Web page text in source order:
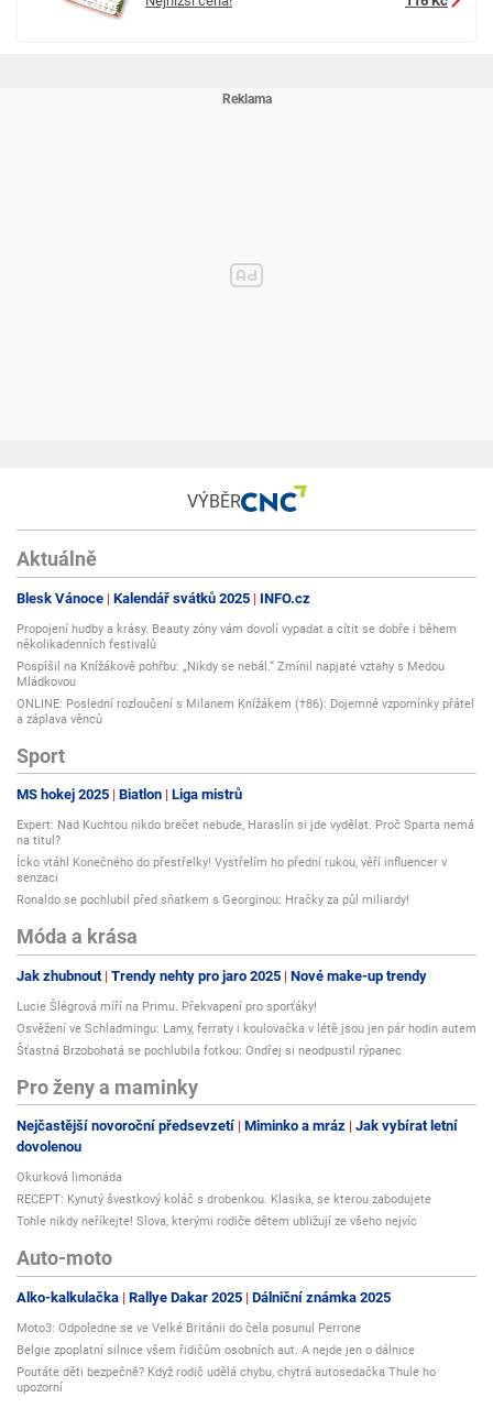
VÝBĚR
Aktuálně
Blesk Vánoce Kalendář svátků 2025 INFO.cz
Propojení hudby a krásy. Beauty zóny vám dovolí vypadat a cítit se dobře i během
několikadenních festivalů
Pospíšil na Knížákově pohřbu: „Nikdy se nebál.“ Zmínil napjaté vztahy s Medou
Mládkovou
ONLINE: Poslední rozloučení s Milanem Knížákem (†86): Dojemné vzpomínky přátel
a záplava věnců
Sport
MS hokej 2025 Biatlon Liga mistrů
Expert: Nad Kuchtou nikdo brečet nebude, Haraslín si jde vydělat. Proč Sparta nemá
na titul?
Ícko vtáhl Konečného do přestřelky! Vystřelím ho přední rukou, věří influencer v
senzaci
Ronaldo se pochlubil před sňatkem s Georginou: Hračky za půl miliardy!
Móda a krása
Jak zhubnout Trendy nehty pro jaro 2025 Nové make-up trendy
Lucie Šlégrová míří na Primu. Překvapení pro sporťáky!
Osvěžení ve Schladmingu: Lamy, ferraty i koulovačka v létě jsou jen pár hodin autem
Šťastná Brzobohatá se pochlubila fotkou: Ondřej si neodpustil rýpanec
Pro ženy a maminky
Nejčastější novoroční předsevzetí Miminko a mráz Jak vybírat letní
dovolenou
Okurková limonáda
RECEPT: Kynutý švestkový koláč s drobenkou. Klasika, se kterou zabodujete
Tohle nikdy neříkejte! Slova, kterými rodiče dětem ubližují ze všeho nejvíc
Auto-moto
Alko-kalkulačka Rallye Dakar 2025 Dálniční známka 2025
Moto3: Odpoledne se ve Velké Británii do čela posunul Perrone
Belgie zpoplatní silnice všem řidičům osobních aut. A nejde jen o dálnice
Poutáte děti bezpečně? Když rodič udělá chybu, chytrá autosedačka Thule ho
upozorní